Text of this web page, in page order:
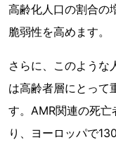
高齢化人口の割合の
脆弱性を高めます。
さらに、このような
は高齢者層にとって
す。AMR関連の死亡
り、ヨーロッパで